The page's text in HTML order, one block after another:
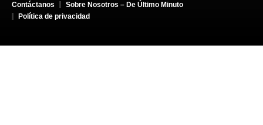
Contáctanos
Sobre Nosotros – De Último Minuto
Política de privacidad